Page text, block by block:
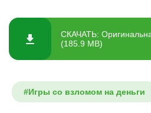
СКАЧАТЬ:
(185.9 MB)
#Игры со взломом на деньги